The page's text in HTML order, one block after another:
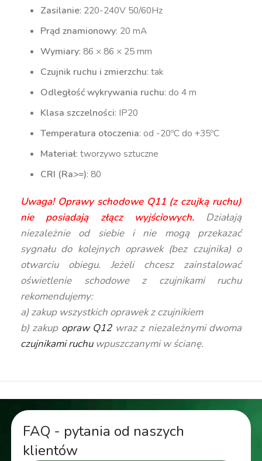
Zasilanie: 220-240V 50/60Hz
Prąd znamionowy: 20 mA
Wymiary: 86 × 86 × 25 mm
Czujnik ruchu i zmierzchu: tak
Odległość wykrywania ruchu: do 4 m
Klasa szczelności: IP20
Temperatura otoczenia: od -20ºC do +35ºC
Materiał: tworzywo sztuczne
CRI (Ra>=): 80
Uwaga! Oprawy schodowe Q11 (z czujką ruchu)
nie posiadają złącz wyjściowych.Działają
niezależnie od siebie i nie mogą przekazać
sygnału do kolejnych oprawek (bez czujnika) o
otwarciu obiegu. Jeżeli chcesz zainstalować
oświetlenie schodowe z czujnikami ruchu
rekomendujemy:
a) zakup wszystkich oprawek z czujnikiem
b) zakup opraw Q12wraz z niezależnymi dwoma
czujnikami ruchuwpuszczanymi w ścianę.
FAQ - pytania od naszych
klientów